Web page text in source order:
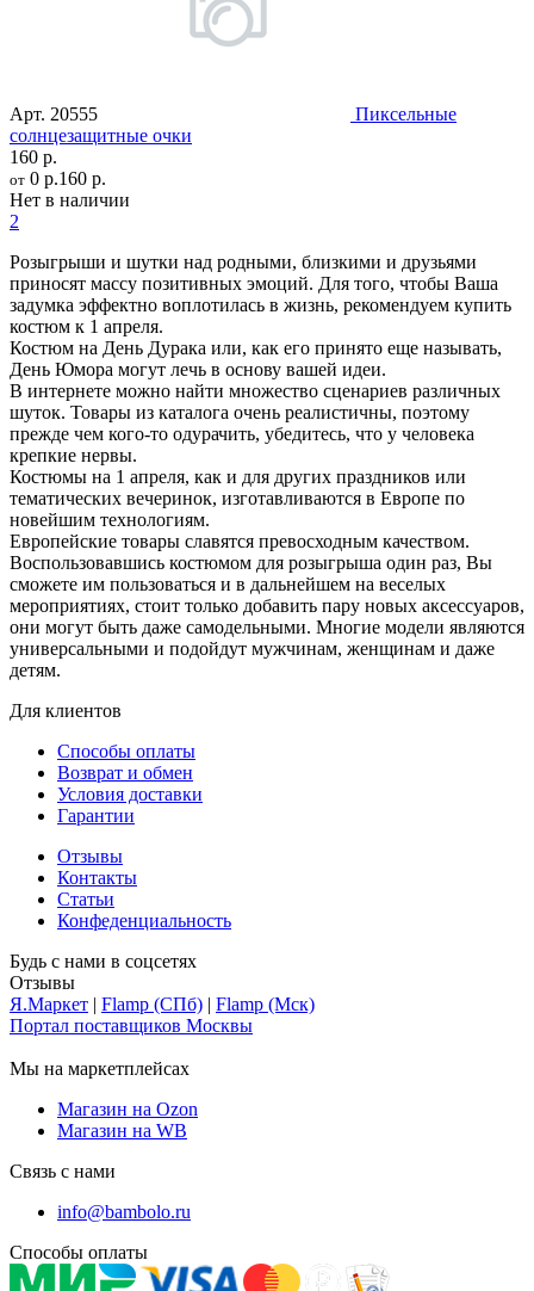
Арт. 20555
Пиксельные
солнцезащитные очки
160 р.
от 0 р.160 р.
Нет в наличии
2
Розыгрыши и шутки над родными, близкими и друзьями
приносят массу позитивных эмоций. Для того, чтобы Ваша
задумка эффектно воплотилась в жизнь, рекомендуем купить
костюм к 1 апреля.
Костюм на День Дурака или, как его принято еще называть,
День Юмора могут лечь в основу вашей идеи.
В интернете можно найти множество сценариев различных
шуток. Товары из каталога очень реалистичны, поэтому
прежде чем кого-то одурачить, убедитесь, что у человека
крепкие нервы.
Костюмы на 1 апреля, как и для других праздников или
тематических вечеринок, изготавливаются в Европе по
новейшим технологиям.
Европейские товары славятся превосходным качеством.
Воспользовавшись костюмом для розыгрыша один раз, Вы
сможете им пользоваться и в дальнейшем на веселых
мероприятиях, стоит только добавить пару новых аксессуаров,
они могут быть даже самодельными. Многие модели являются
универсальными и подойдут мужчинам, женщинам и даже
детям.
Для клиентов
Способы оплаты
Возврат и обмен
Условия доставки
Гарантии
Отзывы
Контакты
Статьи
Конфеденциальность
Будь с нами в соцсетях
Отзывы
Я.Маркет | Flamp (СПб) | Flamp (Мск)
Портал поставщиков Москвы
Мы на маркетплейсах
Магазин на Ozon
Магазин на WB
Связь с нами
info@bambolo.ru
Способы оплаты